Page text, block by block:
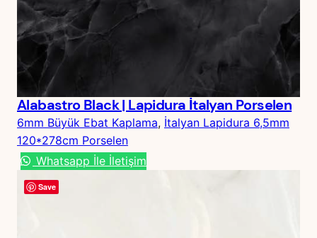
Alabastro Black | Lapidura İtalyan Porselen
6mm Büyük Ebat Kaplama, İtalyan Lapidura 6,5mm
120*278cm Porselen
Whatsapp İle İletişim
Save